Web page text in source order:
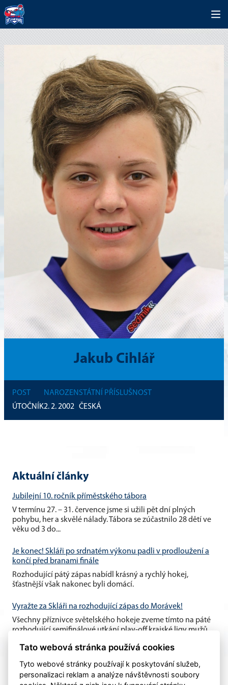
Jakub Cihlář
POST
ÚTOČNÍK
NAROZEN
2. 2. 2002
STÁTNÍ PŘÍSLUŠNOST
ČESKÁ
Aktuální články
Jubilejní 10. ročník příměstského tábora
V termínu 27. – 31. července jsme si užili pět dní plných
pohybu, her a skvělé nálady. Tábora se zúčastnilo 28 dětí ve
věku od 3 do...
Je konec! Skláři po srdnatém výkonu padli v prodloužení a
končí před branami finále
Rozhodující pátý zápas nabídl krásný a rychlý hokej,
šťastnější však nakonec byli domácí.
Vyražte za Skláři na rozhodující zápas do Morávek!
Všechny příznivce světelského hokeje zveme tímto na páté
rozhodující semifinálové utkání play-off krajské ligy mužů,
Tato webová stránka používá cookies
Tyto webové stránky používají k poskytování služeb,
personalizaci reklam a analýze návštěvnosti soubory